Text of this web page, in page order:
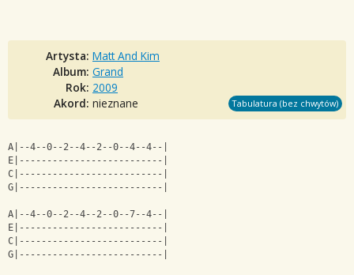
Artysta: Matt And Kim
Album: Grand
Rok: 2009
Akord: nieznane Tabulatura (bez chwytów)
A|--4--0--2--4--2--0--4--4--|
E|--------------------------|
C|--------------------------|
G|--------------------------|
A|--4--0--2--4--2--0--7--4--|
E|--------------------------|
C|--------------------------|
G|--------------------------|